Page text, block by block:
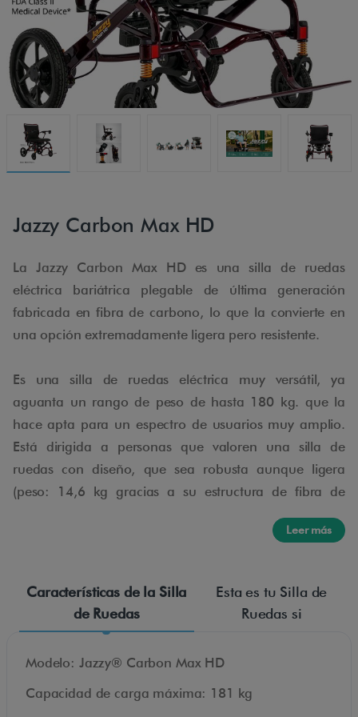
Jazzy Carbon Max HD
La Jazzy Carbon Max HD es una silla de ruedas
eléctrica bariátrica plegable de última generación
fabricada en fibra de carbono, lo que la convierte en
una opción extremadamente ligera pero resistente.
Es una silla de ruedas eléctrica muy versátil, ya
aguanta un rango de peso de hasta 180 kg. que la
hace apta para un espectro de usuarios muy amplio.
Está dirigida a personas que valoren una silla de
ruedas con diseño, que sea robusta aunque ligera
(peso: 14,6 kg gracias a su estructura de fibra de
a día o viajando. La silla viene con un cojín super
Jazzy Carbon Max HD está
especialmente pensada para:
Personas con movilidad reducida
Usuarios senior
Leer más
Características de la Silla
de Ruedas
Esta es tu Silla de
Ruedas si
Modelo: Jazzy® Carbon Max HD
Capacidad de carga máxima: 181 kg